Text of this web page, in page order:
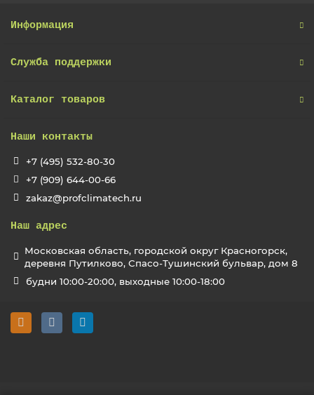
Информация
Служба поддержки
Каталог товаров
Наши контакты
+7 (495) 532-80-30
+7 (909) 644-00-66
zakaz@profclimatech.ru
Наш адрес
Московская область, городской округ Красногорск,
деревня Путилково, Спасо-Тушинский бульвар, дом 8
будни 10:00-20:00, выходные 10:00-18:00